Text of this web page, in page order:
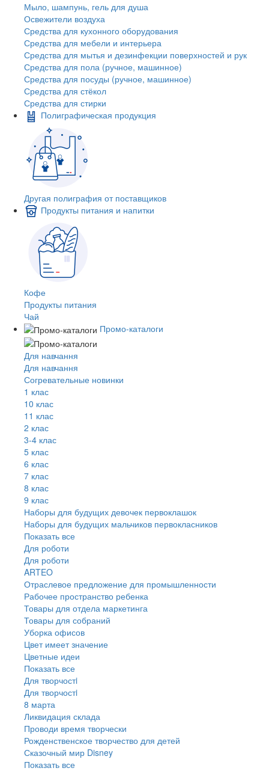
Мыло, шампунь, гель для душа
Освежители воздуха
Средства для кухонного оборудования
Средства для мебели и интерьера
Средства для мытья и дезинфекции поверхностей и рук
Средства для пола (ручное, машинное)
Средства для посуды (ручное, машинное)
Средства для стёкол
Средства для стирки
Полиграфическая продукция
Другая полиграфия от поставщиков
Продукты питания и напитки
Кофе
Продукты питания
Чай
Промо-каталоги
Для навчання
Для навчання
Согревательные новинки
1 клас
10 клас
11 клас
2 клас
3-4 клас
5 клас
6 клас
7 клас
8 клас
9 клас
Наборы для будущих девочек первоклашок
Наборы для будущих мальчиков первокласников
Показать все
Для роботи
Для роботи
ARTEO
Отраслевое предложение для промышленности
Рабочее пространство ребенка
Товары для отдела маркетинга
Товары для собраний
Уборка офисов
Цвет имеет значение
Цветные идеи
Показать все
Для творчостi
Для творчостi
8 марта
Ликвидация склада
Проводи время творчески
Рожденственское творчество для детей
Сказочный мир Disney
Показать все